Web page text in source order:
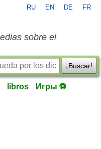
RU EN DE FR
sobre el
¡Buscar!
libros Игры ⚽